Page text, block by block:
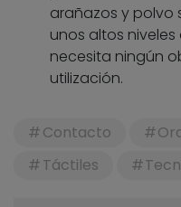
arañazos y polvo
unos altos
necesita ningún
utilización.
Contacto
Táctiles